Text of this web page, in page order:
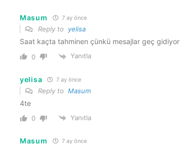
Masum 7 ay önce
Reply to yelisa
Saat kaçta tahminen çünkü mesajlar geç gidiyor
0 Yanıtla
yelisa 7 ay önce
Reply to Masum
4te
0 Yanıtla
Masum 7 ay önce